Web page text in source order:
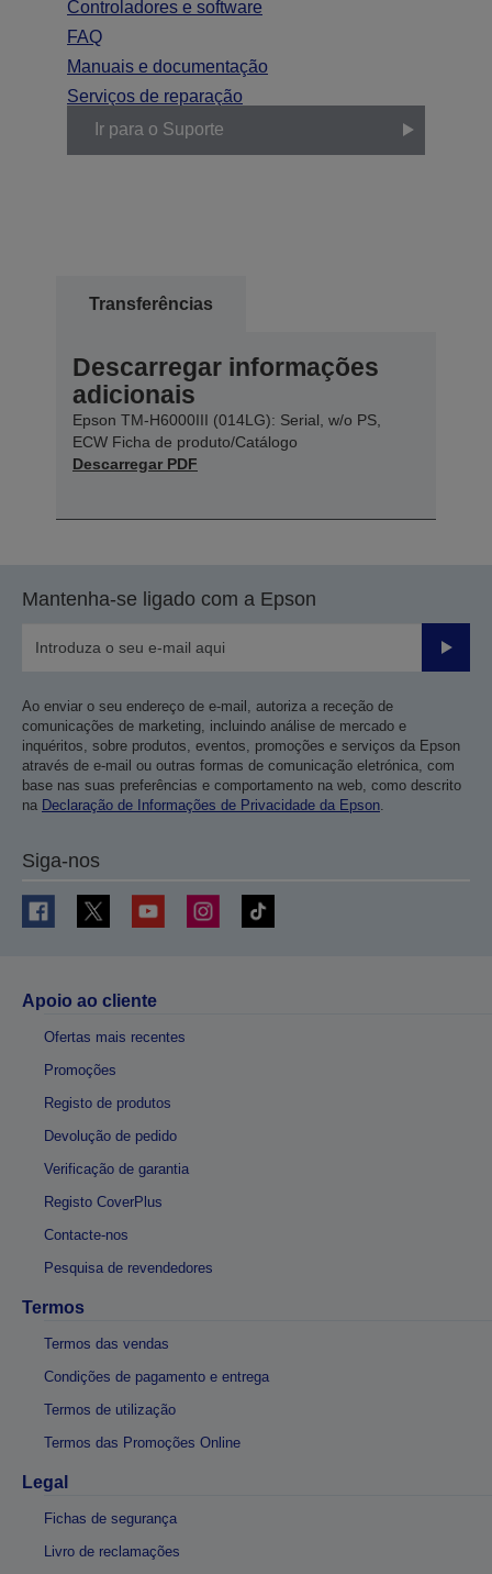
Controladores e software
FAQ
Manuais e documentação
Serviços de reparação
Ir para o Suporte
Transferências
Descarregar informações
adicionais
Epson TM-H6000III (014LG): Serial, w/o PS,
ECW Ficha de produto/Catálogo
Descarregar PDF
Mantenha-se ligado com a Epson
Enviar
Ao enviar o seu endereço de e-mail, autoriza a receção de
comunicações de marketing, incluindo análise de mercado e
inquéritos, sobre produtos, eventos, promoções e serviços da Epson
através de e-mail ou outras formas de comunicação eletrónica, com
base nas suas preferências e comportamento na web, como descrito
na Declaração de Informações de Privacidade da Epson
Siga-nos
Apoio ao cliente
Ofertas mais recentes
Promoções
Registo de produtos
Devolução de pedido
Verificação de garantia
Registo CoverPlus
Contacte-nos
Pesquisa de revendedores
Termos
Termos das vendas
Condições de pagamento e entrega
Termos de utilização
Termos das Promoções Online
Legal
Fichas de segurança
Livro de reclamações